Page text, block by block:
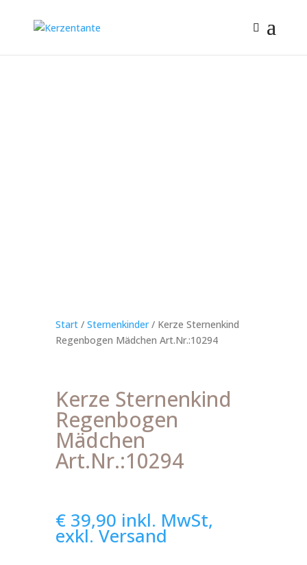
Start/ Sternenkinder/ Kerze Sternenkind
Regenbogen Mädchen Art.Nr.:10294
Kerze Sternenkind
Regenbogen
Mädchen
Art.Nr.:10294
€39,90 inkl. MwSt,
exkl. Versand